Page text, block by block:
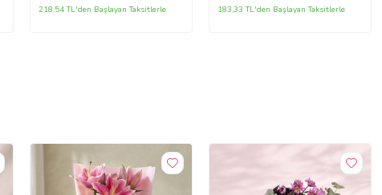
218,54 TL'den Başlayan Taksitlerle 183,33 TL'den Başlayan Taksitlerle